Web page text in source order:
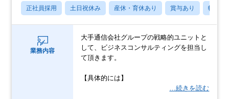
正社員採用 土日祝休み 産休・育休あり 賞与あり 転勤な
業務内容
大手通信会社グループの戦略的ユニットと
して、ビジネスコンサルティングを担当し
て頂きます。
【具体的には】
…続きを読む